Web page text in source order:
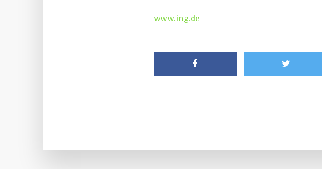
www.ing.de